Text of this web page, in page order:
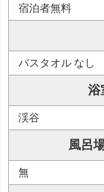
宿泊者無料
バスタオル なし
浴
渓谷
風呂
無